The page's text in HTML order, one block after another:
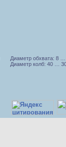
Диаметр обхвата: 8
Диаметр колб: 40 …